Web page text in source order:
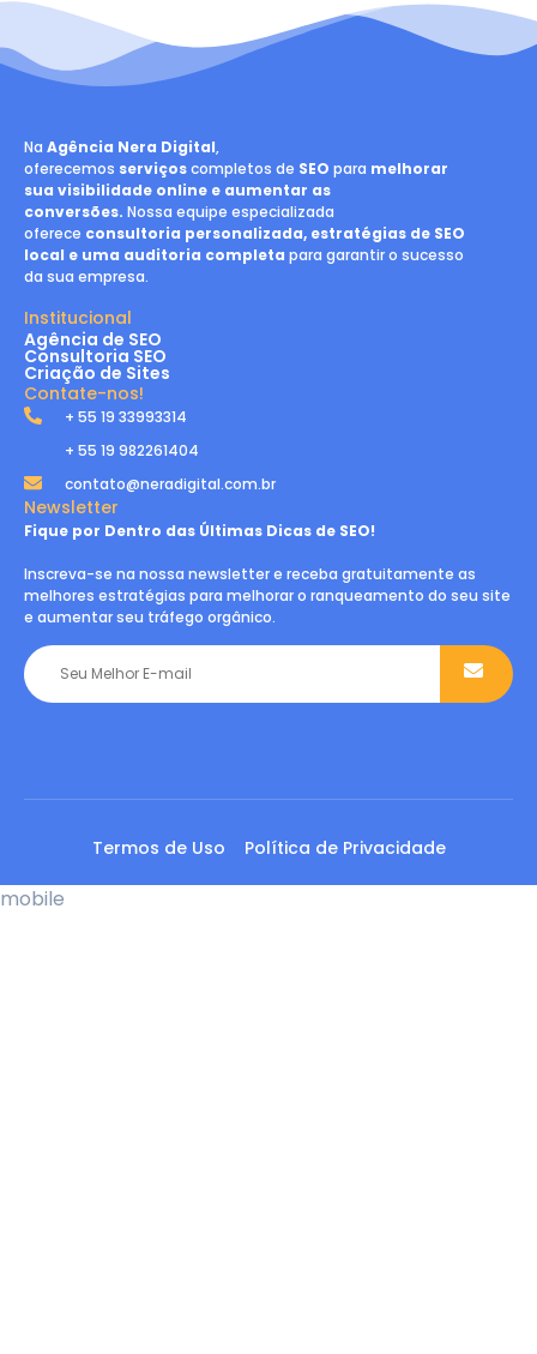
Na Agência Nera Digital,
oferecemos serviçoscompletos de SEO para melhorar
sua visibilidade online e aumentar as
conversões. Nossa equipe especializada
oferece consultoria personalizada, estratégias de SEO
local e uma auditoria completa para garantir o sucesso
da sua empresa.
Institucional
Agência de SEO
Consultoria SEO
Criação de Sites
Contate-nos!
+ 55 19 33993314
+ 55 19 982261404
contato@neradigital.com.br
Newsletter
Fique por Dentro das Últimas Dicas de SEO!
Inscreva-se na nossa newsletter e receba gratuitamente as
melhores estratégias para melhorar o ranqueamento do seu site
e aumentar seu tráfego orgânico.
Termos de Uso Política de Privacidade